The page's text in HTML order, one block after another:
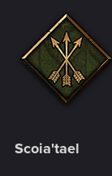
Scoia'tael